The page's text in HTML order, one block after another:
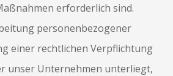
erforderlich sind.
personenbezogener
einer rechtlichen Verpflichtung
unser Unternehmen unterliegt,